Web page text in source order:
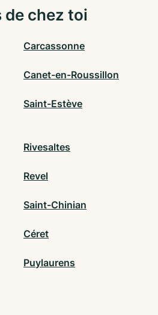
de chez toi
Carcassonne
Canet-en-Roussillon
Saint-Estève
Rivesaltes
Revel
Saint-Chinian
Céret
Puylaurens